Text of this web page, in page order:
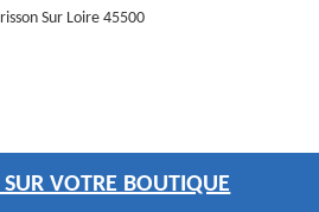
Sur Loire 45500
VOTRE BOUTIQUE